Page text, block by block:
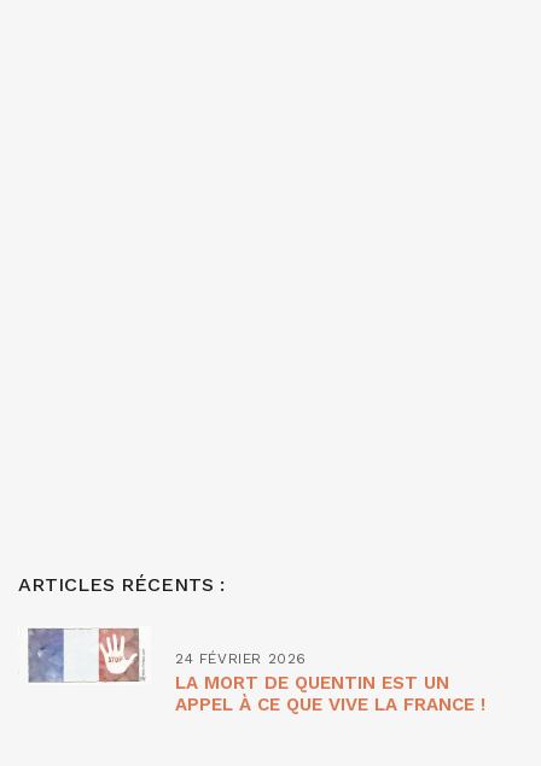
ARTICLES RÉCENTS :
24 FÉVRIER 2026
LA MORT DE QUENTIN EST UN
APPEL À CE QUE VIVE LA FRANCE !